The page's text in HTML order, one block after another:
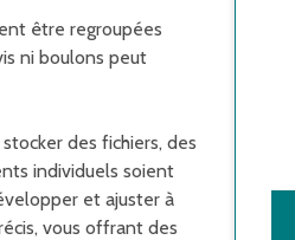
être regroupées
ni boulons peut
des fichiers, des
individuels soient
et ajuster à
vous offrant des